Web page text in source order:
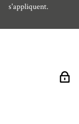
s'appliquent.